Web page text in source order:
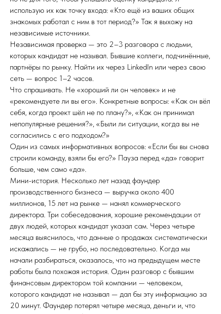
использую их как точку входа: «Кто ещё из ваших общих
знакомых работал с ним в тот период?» Так я выхожу на
независимые источники.
Независимая проверка — это 2–3 разговора с людьми,
которых кандидат не называл. Бывшие коллеги, подчинённые,
партнёры по рынку. Найти их через LinkedIn или через свою
сеть — вопрос 1–2 часов.
Что спрашивать. Не «хороший ли он человек» и не
«рекомендуете ли вы его». Конкретные вопросы: «Как он вёл
себя, когда проект шёл не по плану?», «Как он принимал
непопулярные решения?», «Были ли ситуации, когда вы не
согласились с его подходом?»
Один из самых информативных вопросов: «Если бы вы снова
строили команду, взяли бы его?» Пауза перед «да» говорит
больше, чем само «да».
Мини-история. Несколько лет назад фаундер
производственного бизнеса — выручка около 400
миллионов, 15 лет на рынке — нанял коммерческого
директора. Три собеседования, хорошие рекомендации от
двух людей, которых кандидат указал сам. Через четыре
месяца выяснилось, что данные о продажах систематически
искажались — не грубо, но последовательно. Когда мы
начали разбираться, оказалось, что на предыдущем месте
работы была похожая история. Один разговор с бывшим
финансовым директором той компании — человеком,
которого кандидат не называл — дал бы эту информацию за
20 минут. Фаундер потерял четыре месяца, деньги и, что